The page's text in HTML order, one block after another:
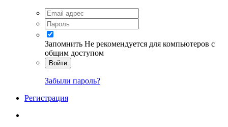
Запомнить Не рекомендуется для компьютеров с
общим доступом
Войти
Забыли пароль?
Регистрация